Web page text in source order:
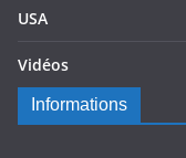
USA
Vidéos
Informations